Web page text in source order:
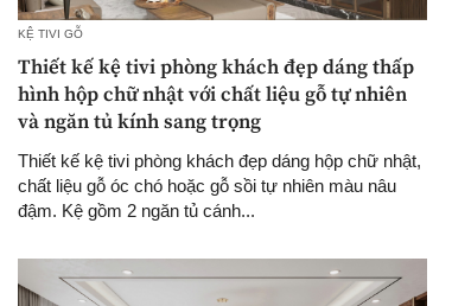
KỆ TIVI GỖ
Thiết kế kệ tivi phòng khách đẹp dáng thấp
hình hộp chữ nhật với chất liệu gỗ tự nhiên
và ngăn tủ kính sang trọng
Thiết kế kệ tivi phòng khách đẹp dáng hộp chữ nhật,
chất liệu gỗ óc chó hoặc gỗ sồi tự nhiên màu nâu
đậm. Kệ gồm 2 ngăn tủ cánh...